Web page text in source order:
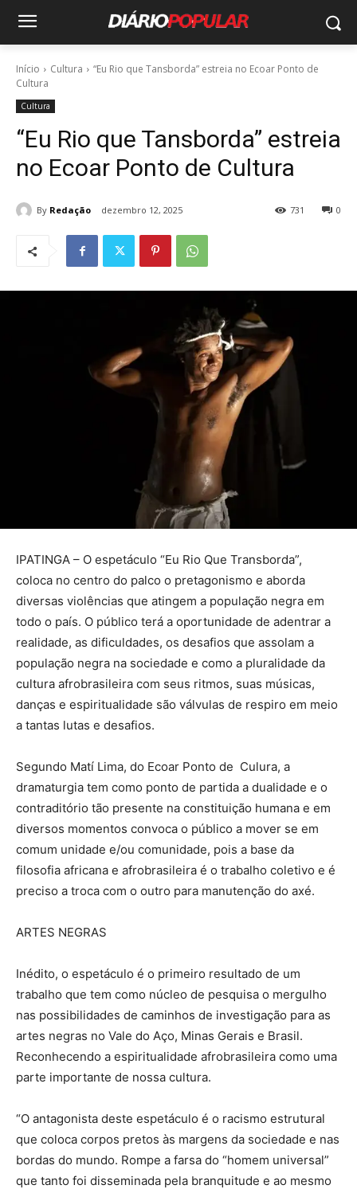
Início Cultura
“Eu Rio que Tansborda” estreia no Ecoar Ponto de
Cultura
Cultura
“Eu Rio que Tansborda” estreia
no Ecoar Ponto de Cultura
By Redação dezembro 12, 2025 0
731
IPATINGA – O espetáculo “Eu Rio Que Transborda”,
coloca no centro do palco o pretagonismo e aborda
diversas violências que atingem a população negra em
todo o país. O público terá a oportunidade de adentrar a
realidade, as dificuldades, os desafios que assolam a
população negra na sociedade e como a pluralidade da
cultura afrobrasileira com seus ritmos, suas músicas,
danças e espiritualidade são válvulas de respiro em meio
a tantas lutas e desafios.
Segundo Matí Lima, do Ecoar Ponto de Culura, a
dramaturgia tem como ponto de partida a dualidade e o
contraditório tão presente na constituição humana e em
diversos momentos convoca o público a mover se em
comum unidade e/ou comunidade, pois a base da
filosofia africana e afrobrasileira é o trabalho coletivo e é
preciso a troca com o outro para manutenção do axé.
ARTES NEGRAS
Inédito, o espetáculo é o primeiro resultado de um
trabalho que tem como núcleo de pesquisa o mergulho
nas possibilidades de caminhos de investigação para as
artes negras no Vale do Aço, Minas Gerais e Brasil.
Reconhecendo a espiritualidade afrobrasileira como uma
parte importante de nossa cultura.
“O antagonista deste espetáculo é o racismo estrutural
que coloca corpos pretos às margens da sociedade e nas
bordas do mundo. Rompe a farsa do “homem universal”
que tanto foi disseminada pela branquitude e ao mesmo